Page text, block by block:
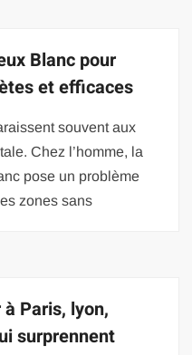
Blanc pour
et efficaces
souvent aux
Chez l’homme, la
pose un problème
zones sans
Paris, lyon,
surprennent